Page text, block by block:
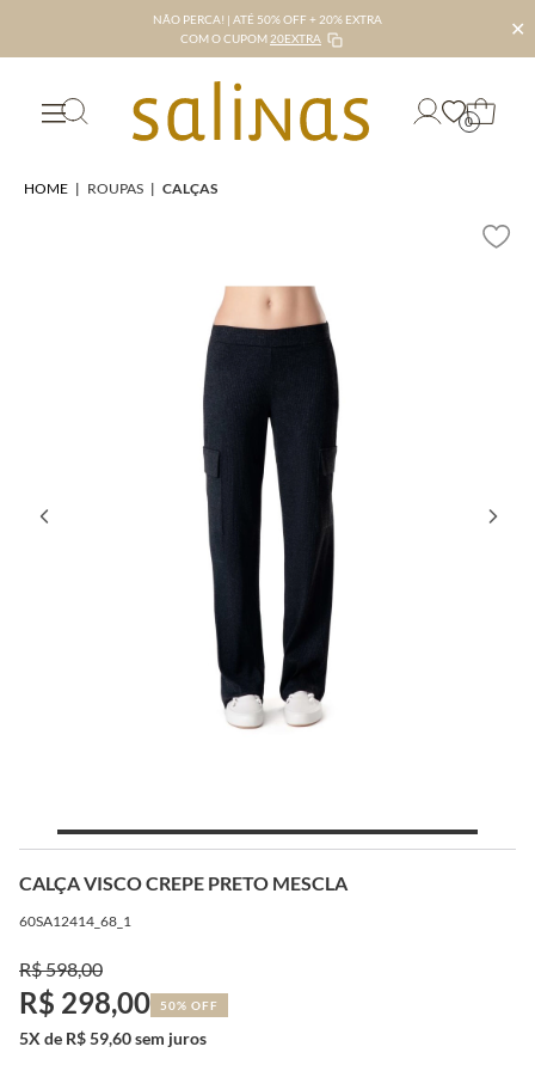
NÃO PERCA! | ATÉ 50% OFF + 20% EXTRA
COM O CUPOM 20EXTRA ✕
0
HOME | ROUPAS | CALÇAS
CALÇA VISCO CREPE PRETO MESCLA
60SA12414_68_1
R$ 598,00
R$ 298,00 50% OFF
5X de R$ 59,60 sem juros